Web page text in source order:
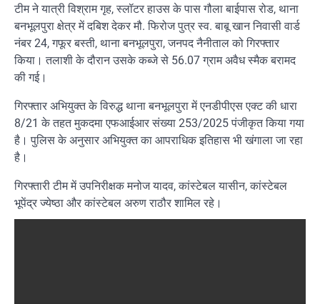
टीम ने यात्री विश्राम गृह, स्लॉटर हाउस के पास गौला बाईपास रोड, थाना
बनभूलपुरा क्षेत्र में दबिश देकर मौ. फिरोज पुत्र स्व. बाबू खान निवासी वार्ड
नंबर 24, गफूर बस्ती, थाना बनभूलपुरा, जनपद नैनीताल को गिरफ्तार
किया। तलाशी के दौरान उसके कब्जे से 56.07 ग्राम अवैध स्मैक बरामद
की गई।
गिरफ्तार अभियुक्त के विरुद्ध थाना बनभूलपुरा में एनडीपीएस एक्ट की धारा
8/21 के तहत मुकदमा एफआईआर संख्या 253/2025 पंजीकृत किया गया
है। पुलिस के अनुसार अभियुक्त का आपराधिक इतिहास भी खंगाला जा रहा
है।
गिरफ्तारी टीम में उपनिरीक्षक मनोज यादव, कांस्टेबल यासीन, कांस्टेबल
भूपेंद्र ज्येष्ठा और कांस्टेबल अरुण राठौर शामिल रहे।